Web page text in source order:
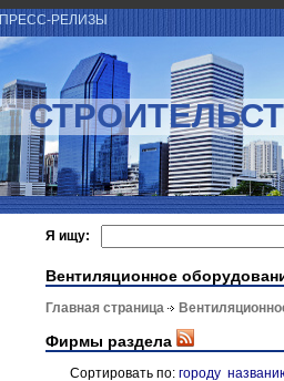
ПРЕСС-РЕЛИЗЫ
Я ищу:
Вентиляционное
Главная страница
Фирмы раздела
Сортировать по: городу